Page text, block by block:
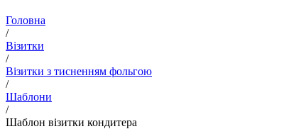
Головна
/
Візитки
/
Візитки з тисненням фольгою
/
Шаблони
/
Шаблон візитки кондитера